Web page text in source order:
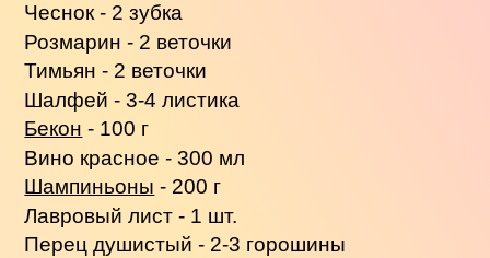
Чеснок - 2 зубка
Розмарин - 2 веточки
Тимьян - 2 веточки
Шалфей - 3-4 листика
Бекон - 100 г
Вино красное - 300 мл
Шампиньоны - 200 г
Лавровый лист - 1 шт.
Перец душистый - 2-3 горошины